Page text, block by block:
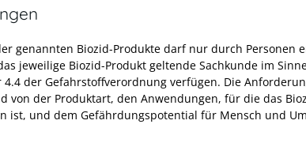
genannten Biozid-Produkte darf nur durch Personen
jeweilige Biozid-Produkt geltende Sachkunde im
4.4 der Gefahrstoffverordnung verfügen. Die
von der Produktart, den Anwendungen, für die das
ist, und dem Gefährdungspotential für Mensch und